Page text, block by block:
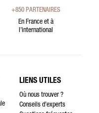
+850 PARTENAIRES
En France et à
l’international
LIENS UTILES
Où nous trouver ?
Conseils d’experts